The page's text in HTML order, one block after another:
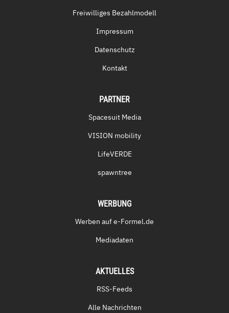
Freiwilliges Bezahlmodell
Impressum
Datenschutz
Kontakt
PARTNER
Spacesuit Media
VISION mobility
LifeVERDE
spawntree
WERBUNG
Werben auf e-Formel.de
Mediadaten
AKTUELLES
RSS-Feeds
Alle Nachrichten